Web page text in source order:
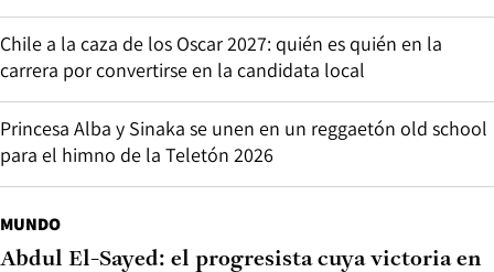
Chile a la caza de los Oscar 2027: quién es quién en la
carrera por convertirse en la candidata local
Princesa Alba y Sinaka se unen en un reggaetón old school
para el himno de la Teletón 2026
MUNDO
Abdul El-Sayed: el progresista cuya victoria en